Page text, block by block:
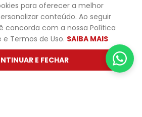
e garantir uma visão clara e
em todas as situações.
Ler mais
para oferecer a melhor
conteúdo. Ao seguir
concorda com a nossa Política
Termos de Uso. SAIBA MAIS
E FECHAR